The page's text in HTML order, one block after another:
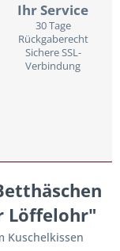
Ihr Service
30 Tage
Rückgaberecht
Sichere SSL-
Verbindung
Löffelohr"
Kuschelkissen